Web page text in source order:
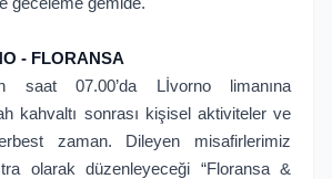
- FLORANSA
saat 07.00’da Lİvorno limanına
kahvaltı sonrası kişisel aktiviteler ve
zaman. Dileyen misafirlerimiz
olarak düzenleyeceği “Floransa &